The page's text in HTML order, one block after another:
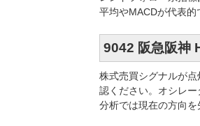
平均やMACDが代表的
9042 阪急阪神
株式売買シグナルが
認ください。オシレ
分析では現在の方向を